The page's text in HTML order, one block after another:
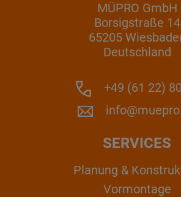
MÜPRO GmbH
Borsigstraße 14
65205
Deutschland
+49 (61 22)
SERVICES
Planung &
Vormontage